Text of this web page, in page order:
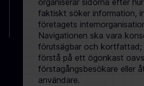
organiserar sidorna efter
faktiskt söker information,
företagets
Navigationen ska vara
förutsägbar och
förstå på ett ögonkast
förstagångsbesökare eller
användare.